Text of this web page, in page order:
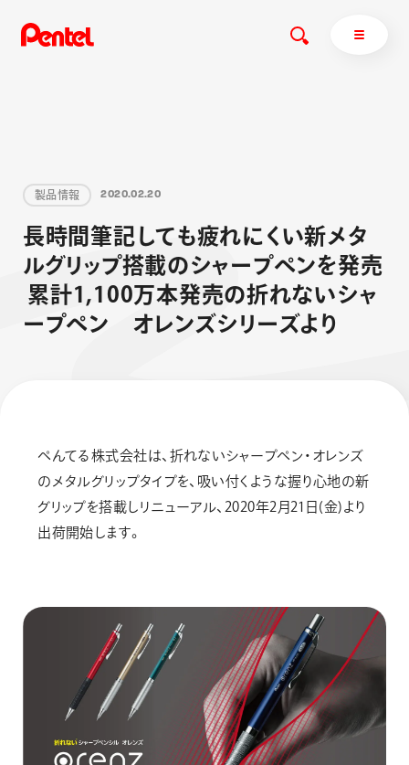
エナージェル サインペン オレンズ
ボールペン
ペン
マーカー
シャープペン
その他
ぺんてるについて
ぺんてるについてトップ
メッセージ
製品情報 2020.02.20
長 時間 筆記 しても疲れに く い新メタ
ルグリ ップ搭載のシャープペンを発売
累計1 ,1 00万本発売の折れないシャ
ープペン オレンズシ リ ー ズよ り
ぺんてる株式会社は、折れないシャープペン・オレンズ
のメタルグリップタイプを、吸い付くような握り心地の新
グリップを搭載しリニューアル、2020年2月21日(金)より
出荷開始します。